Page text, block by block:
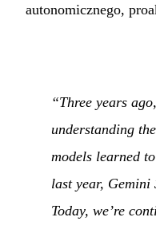
autonomicznego,
“Three years
understanding
models learned
last year,
Today, we’re